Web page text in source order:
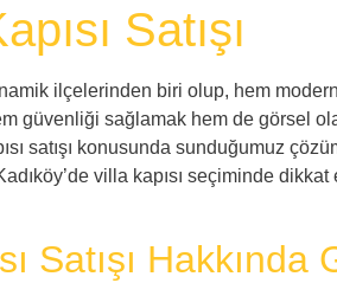
Satışı
ilçelerinden biri olup, hem
güvenliği sağlamak hem de görsel
satışı konusunda sunduğumuz
villa kapısı seçiminde
Satışı